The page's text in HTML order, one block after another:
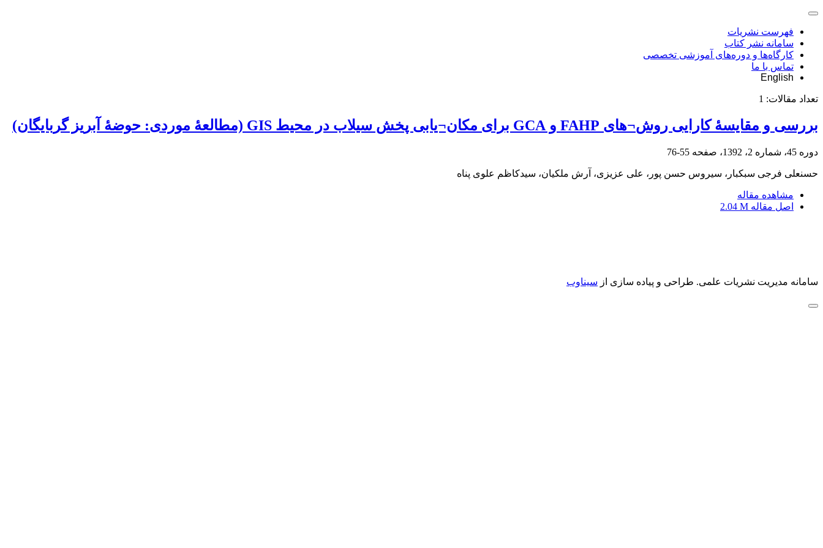
فهرست نشریات
سامانه نشر کتاب
کارگاه‌ها و دوره‌های آموزشی تخصصی
تماس با ما
English
تعداد مقالات: 1
بررسی و مقایسۀ کارایی روش‎¬های FAHP و GCA برای مکان¬یابی پخش سیلاب در محیط GIS (مطالعۀ موردی: حوضۀ آبریز گربایگان)
دوره 45، شماره 2، 1392، صفحه 55-76
حسنعلی فرجی سبکبار، سیروس حسن پور، علی عزیزی، آرش ملکیان، سیدکاظم علوی پناه
مشاهده مقاله
اصل مقاله 2.04 M
سامانه مدیریت نشریات علمی. طراحی و پیاده سازی از سیناوب